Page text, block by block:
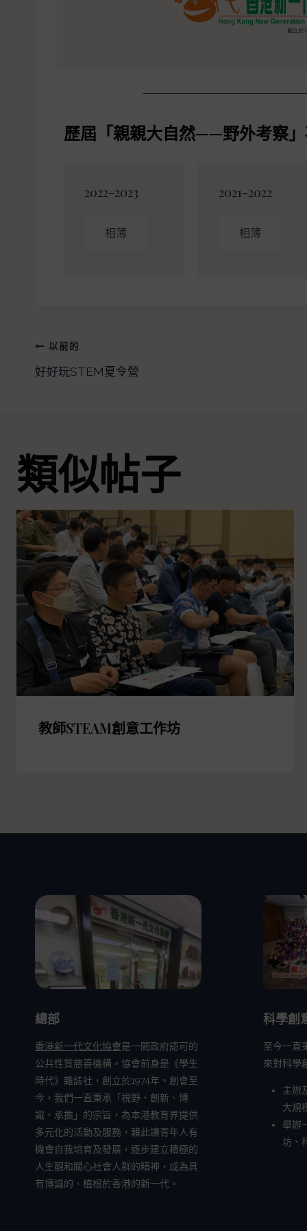
歷屆「親親大自然——野外考察
2022-2023
相簿
2021-2022
相簿
以前的
好好玩STEM夏令營
類似帖子
教師STEAM創意工作坊
總部
香港新一代文化協會是一間政府認可的
公共性質慈善機構。協會前身是《學生
時代》雜誌社，創立於1974年。創會至
今，我們一直秉承「視野、創新、博
識、承擔」的宗旨，為本港教育界提供
多元化的活動及服務，藉此讓青年人有
機會自我培育及發展，逐步建立積極的
人生觀和關心社會人群的精神，成為具
有博識的、植根於香港的新一代。
科學創
至今一直
來對科學
主辦
大規
舉辦
坊、